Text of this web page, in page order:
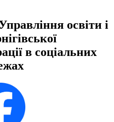
освіти і
в соціальних